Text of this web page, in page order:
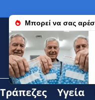
Τράπεζες Υγεία